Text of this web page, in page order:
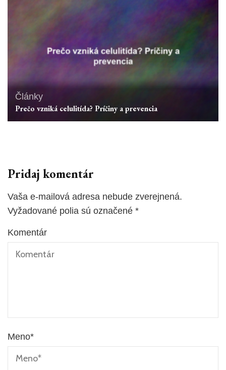
Články
Prečo vzniká celulitída? Príčiny a prevencia
Pridaj komentár
Vaša e-mailová adresa nebude zverejnená.
Vyžadované polia sú označené *
Komentár
Meno*